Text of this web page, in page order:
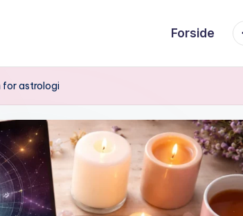
Forside
for astrologi